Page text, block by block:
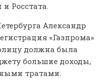
Росстата.
Александр
«Газпрома»
должна была
большие доходы,
тратами.